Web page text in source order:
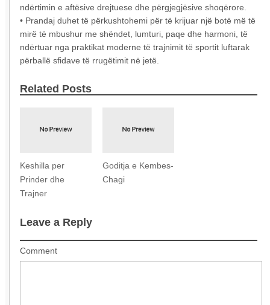
ndërtimin e aftësive drejtuese dhe përgjegjësive shoqërore.
• Prandaj duhet të përkushtohemi për të krijuar një botë më të
mirë të mbushur me shëndet, lumturi, paqe dhe harmoni, të
ndërtuar nga praktikat moderne të trajnimit të sportit luftarak
përballë sfidave të rrugëtimit në jetë.
Related Posts
Keshilla per
Prinder dhe
Trajner
Goditja e Kembes-
Chagi
Leave a Reply
Comment